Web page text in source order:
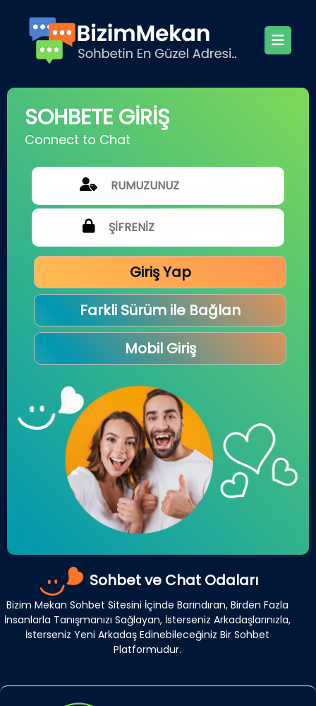
SOHBETE GİRİŞ
Connect to Chat
Giriş Yap
Farkli Sürüm ile Bağlan
Mobil Giriş
Sohbet ve Chat Odaları
Bizim Mekan Sohbet Sitesini İçinde Barındıran, Birden Fazla
İnsanlarla Tanışmanızı Sağlayan, İsterseniz Arkadaşlarınızla,
İsterseniz Yeni Arkadaş Edinebileceğiniz Bir Sohbet
Platformudur.